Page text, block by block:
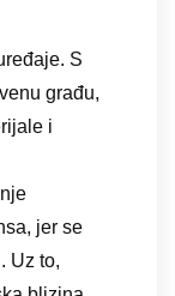
S
građu,
i
jer se
Uz to,